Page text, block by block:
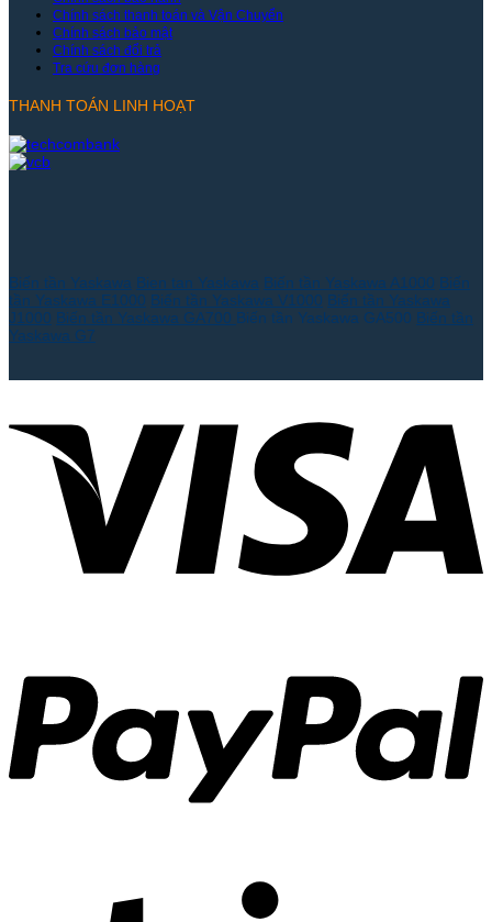
Chính sách thanh toán và Vận Chuyển
Chính sách bảo mật
Chính sách đổi trả
Tra cứu đơn hàng
THANH TOÁN LINH HOẠT
Biến tần Yaskawa Bien tan Yaskawa Biến tần Yaskawa A1000 Biến
tần Yaskawa E1000 Biến tần Yaskawa V1000 Biến tần Yaskawa
J1000 Biến tần Yaskawa GA700 Biến tần Yaskawa GA500 Biến tần
Yaskawa G7